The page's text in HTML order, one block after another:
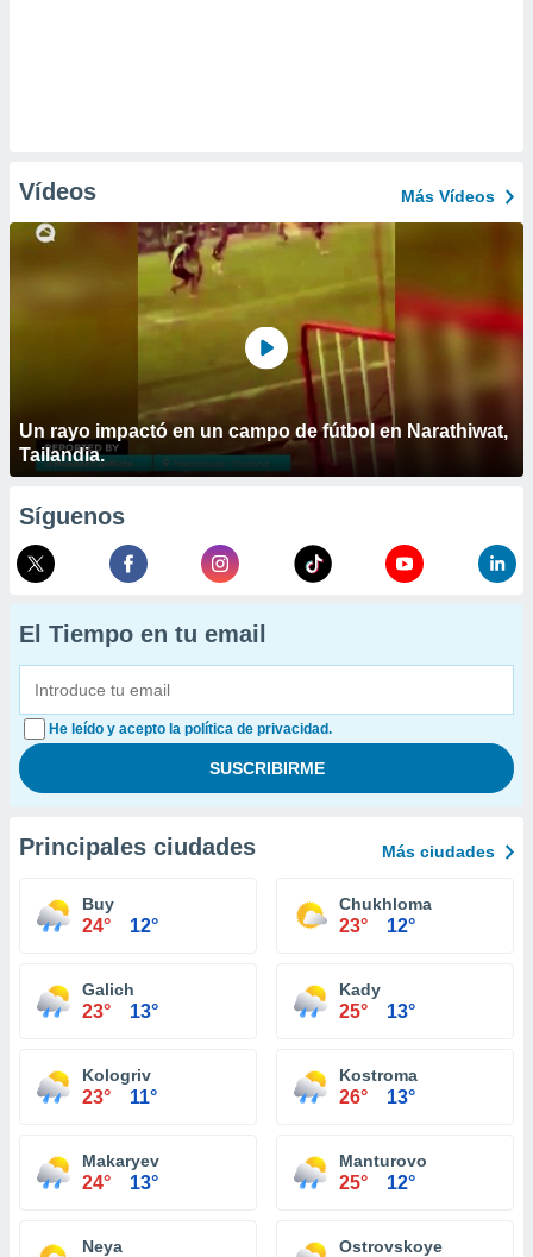
Vídeos Más Vídeos
Un rayo impactó en un campo de fútbol en Narathiwat,
Tailandia.
Síguenos
El Tiempo en tu email
He leído y acepto la política de privacidad.
Principales ciudades Más ciudades
Buy
24° 12°
Chukhloma
23° 12°
Galich
23° 13°
Kady
25° 13°
Kologriv
23° 11°
Kostroma
26° 13°
Makaryev
24° 13°
Manturovo
25° 12°
Neya Ostrovskoye